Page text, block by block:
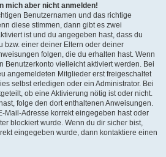
mich aber nicht anmelden!
Benutzernamen und das richtige
diese stimmen, dann gibt es zwei
ist und du angegeben hast, dass du
bzw. einer deiner Eltern oder deiner
folgen, die du erhalten hast. Wenn
Benutzerkonto vielleicht aktiviert werden. Bei
angemeldeten Mitglieder erst freigeschaltet
selbst erledigen oder ein Administrator. Bei
ob eine Aktivierung nötig ist oder nicht.
folge den dort enthaltenen Anweisungen.
Mail-Adresse korrekt eingegeben hast oder
blockiert wurde. Wenn du dir sicher bist,
eingegeben wurde, dann kontaktiere einen